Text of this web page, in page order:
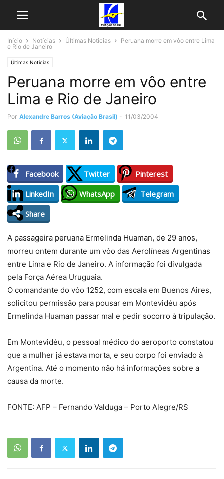
Início Notícias Últimas Noticias
Peruana morre em vôo entre Lima
e Rio de Janeiro
Últimas Noticias
Peruana morre em vôo entre
Lima e Rio de Janeiro
Por Alexandre Barros (Aviação Brasil) - 11/03/2004
Facebook Twitter
Pinterest
LinkedIn
WhatsApp
Telegram
Share
A passageira peruana Ermelinda Huaman, de 29 anos,
morreu ontem durante um vôo das Aerolíneas Argentinas
entre Lima e Rio de Janeiro. A informação foi divulgada
pela Força Aérea Uruguaia.
O comandante do vôo 1252, com escala em Buenos Aires,
solicitou permissão para pousar em Montevidéu após
Ermelinda Huaman passar mal e pedir socorro à tripulação.
Em Montevidéu, o pessoal médico do aeroporto constatou
que a mulher já estava morta, e seu corpo foi enviado à
Argentina. Até o momento não há informações sobre a
causa da morte.
FONTE: AFP – Fernando Valduga – Porto Alegre/RS